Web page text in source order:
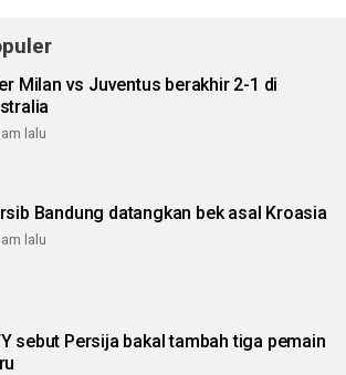
Milan vs Juventus berakhir 2-1 di
lalu
Bandung datangkan bek asal Kroasia
lalu
sebut Persija bakal tambah tiga pemain